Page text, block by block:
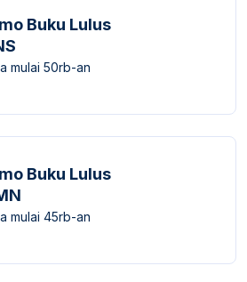
Buku Lulus
mulai 50rb-an
Buku Lulus
mulai 45rb-an